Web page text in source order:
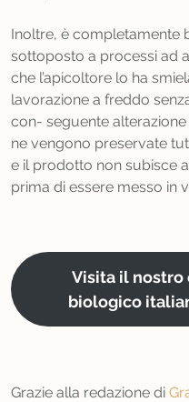
Inoltre, è completamente
sottoposto a processi ad
che l’apicoltore lo ha
lavorazione a freddo
con- seguente
ne vengono preservate
e il prodotto non subisce
prima di essere messo in
Visita il nostro
biologico
Grazie alla redazione di